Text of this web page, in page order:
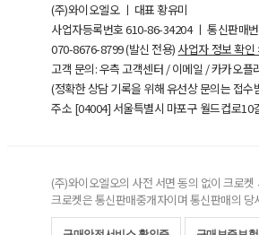
(주)와이오엘오 ㅣ 대표 황유미
사업자등록번호610-86-34204ㅣ 통신판매
070-8676-8799 (발신 전용) 사업자 정보 확인
고객 문의: 우측 고객센터 / 이메일 / 카카오플
(정확한 상담 기록을 위해 유선상 문의는 접수
주소 [04004] 서울특별시 마포구 월드컵로10
(주)와이오엘오의 사전 서면 동의 없이 크로
크로켓은 통신판매중개자이며 통신판매의